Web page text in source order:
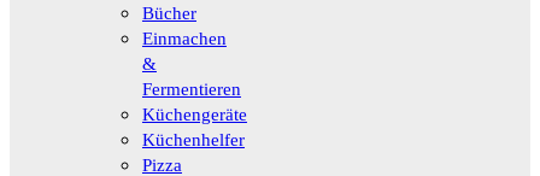
Bücher
Einmachen
&
Fermentieren
Küchengeräte
Küchenhelfer
Pizza